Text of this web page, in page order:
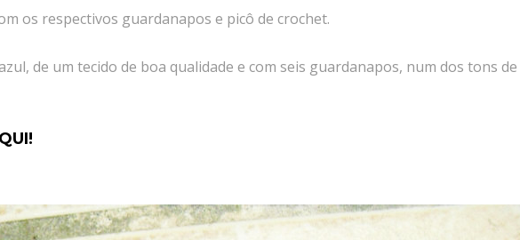
os respectivos guardanapos e picô de crochet.
de um tecido de boa qualidade e com seis guardanapos, num dos tons de